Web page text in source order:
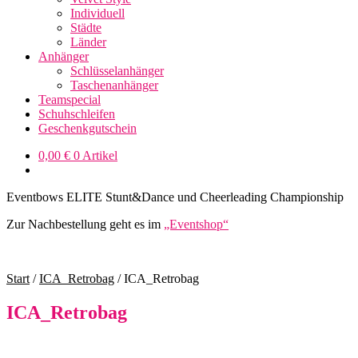
Individuell
Städte
Länder
Anhänger
Schlüsselanhänger
Taschenanhänger
Teamspecial
Schuhschleifen
Geschenkgutschein
0,00 € 0 Artikel
Eventbows ELITE Stunt&Dance und Cheerleading Championship
Zur Nachbestellung geht es im „Eventshop“
Start /ICA_Retrobag /ICA_Retrobag
ICA_Retrobag